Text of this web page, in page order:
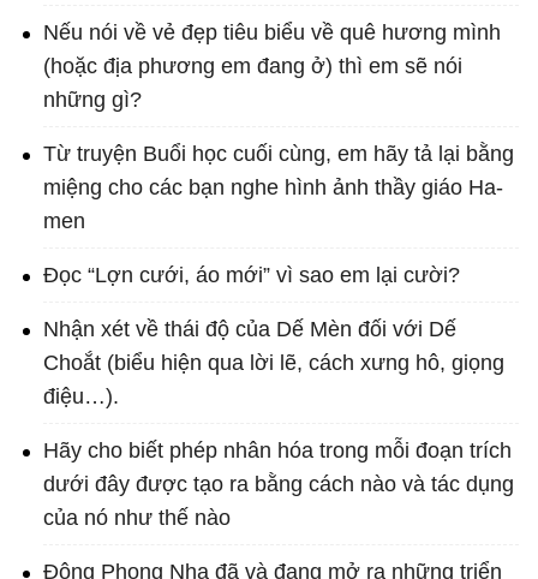
Nếu nói về vẻ đẹp tiêu biểu về quê hương mình
(hoặc địa phương em đang ở) thì em sẽ nói
những gì?
Từ truyện Buổi học cuối cùng, em hãy tả lại bằng
miệng cho các bạn nghe hình ảnh thầy giáo Ha-
men
Đọc “Lợn cưới, áo mới” vì sao em lại cười?
Nhận xét về thái độ của Dế Mèn đối với Dế
Choắt (biểu hiện qua lời lẽ, cách xưng hô, giọng
điệu…).
Hãy cho biết phép nhân hóa trong mỗi đoạn trích
dưới đây được tạo ra bằng cách nào và tác dụng
của nó như thế nào
Đông Phong Nha đã và đang mở ra những triển